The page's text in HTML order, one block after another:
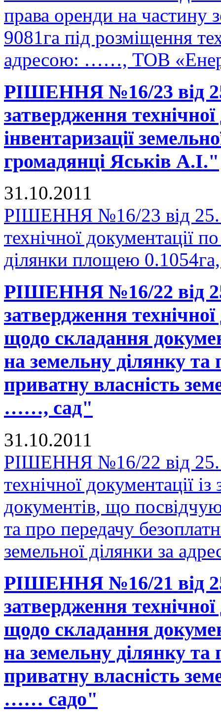
права оренди на частину
9081га під розміщення
адресою: ……, ТОВ
РІШЕННЯ №16/23 від
затвердження
інвентаризації
громадянці Яськів А.І."
31.10.2011
РІШЕННЯ №16/23 від
технічної документації
ділянки площею
РІШЕННЯ №16/22 від
затвердження
щодо складання
на земельну ділянку та
приватну власність
……, сад"
31.10.2011
РІШЕННЯ №16/22 від
технічної документації
документів, що
та про передачу
земельної ділянки за
РІШЕННЯ №16/21 від
затвердження
щодо складання
на земельну ділянку та
приватну власність
…… садо"